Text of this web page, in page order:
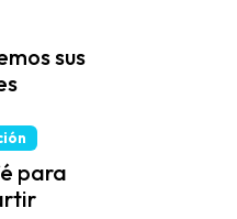
sus
para